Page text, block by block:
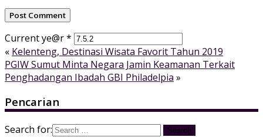
Current ye@r*
« Kelenteng, Destinasi Wisata Favorit Tahun 2019
PGIW Sumut Minta Negara Jamin Keamanan Terkait
Penghadangan Ibadah GBI Philadelpia »
Pencarian
Search for: